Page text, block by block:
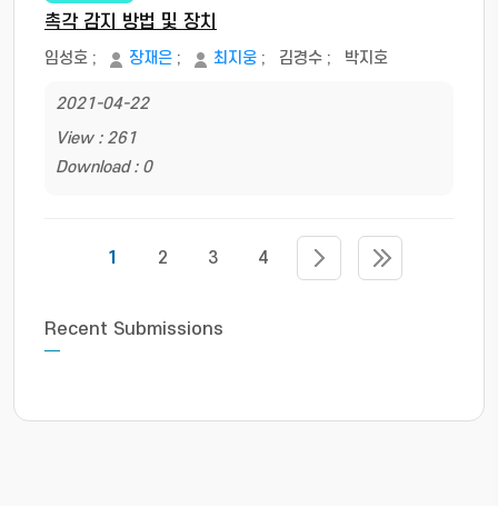
촉각 감지 방법 및 장치
임성호 ; 장재은 ; 최지웅 ; 김경수 ; 박지호
2021-04-22
View : 261
Download : 0
1 2 3 4
Recent Submissions